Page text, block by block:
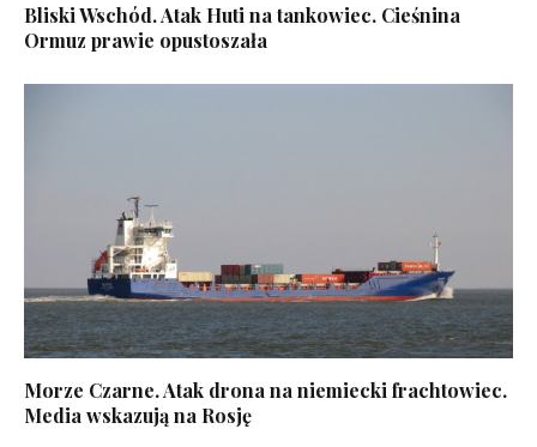
Bliski Wschód. Atak Huti na tankowiec. Cieśnina
Ormuz prawie opustoszała
Morze Czarne. Atak drona na niemiecki frachtowiec.
Media wskazują na Rosję